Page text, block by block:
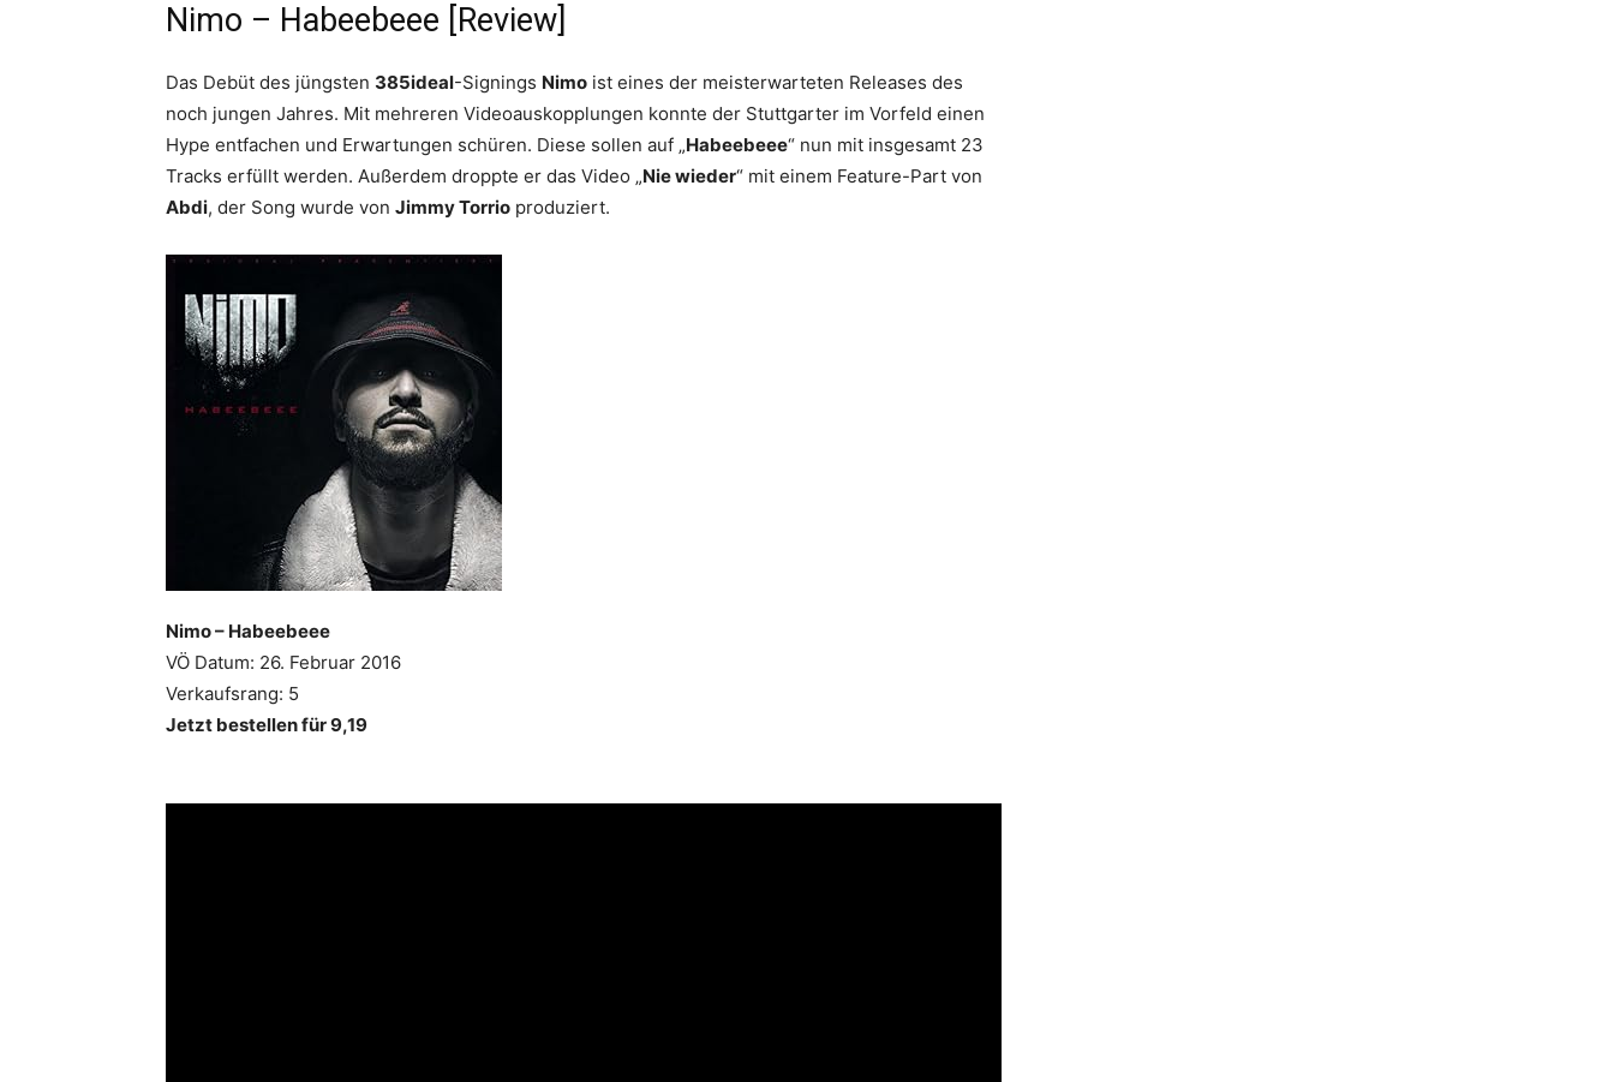
Nimo – Habeebeee [Review]
Das Debüt des jüngsten 385ideal-Signings Nimo ist eines der meisterwarteten Releases des
noch jungen Jahres. Mit mehreren Videoauskopplungen konnte der Stuttgarter im Vorfeld einen
Hype entfachen und Erwartungen schüren. Diese sollen auf „Habeebeee“ nun mit insgesamt 23
Tracks erfüllt werden. Außerdem droppte er das Video „Nie wieder“ mit einem Feature-Part von
Abdi, der Song wurde von Jimmy Torrio produziert.
Nimo – Habeebeee
VÖ Datum: 26. Februar 2016
Verkaufsrang: 5
Jetzt bestellen für 9,19